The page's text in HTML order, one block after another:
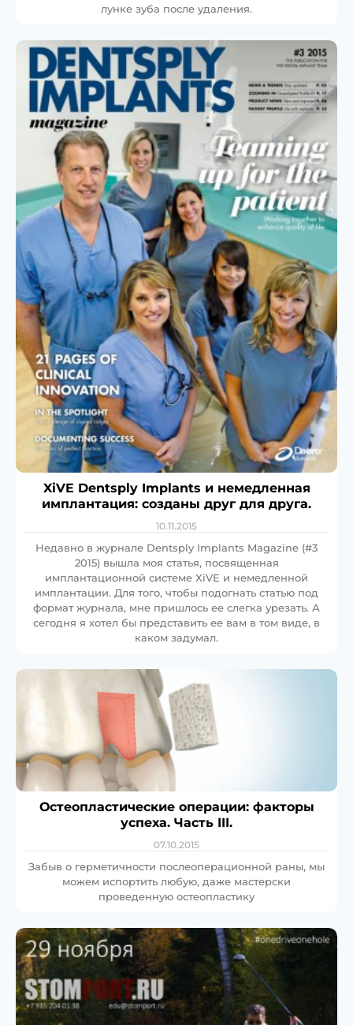
лунке зуба после удаления.
XiVE Dentsply Implants и немедленная
имплантация: созданы друг для друга.
10.11.2015
Недавно в журнале Dentsply Implants Magazine (#3
2015) вышла моя статья, посвященная
имплантационной системе XiVE и немедленной
имплантации. Для того, чтобы подогнать статью под
формат журнала, мне пришлось ее слегка урезать. А
сегодня я хотел бы представить ее вам в том виде, в
каком задумал.
Остеопластические операции: факторы
успеха. Часть III.
07.10.2015
Забыв о герметичности послеоперационной раны, мы
можем испортить любую, даже мастерски
проведенную остеопластику